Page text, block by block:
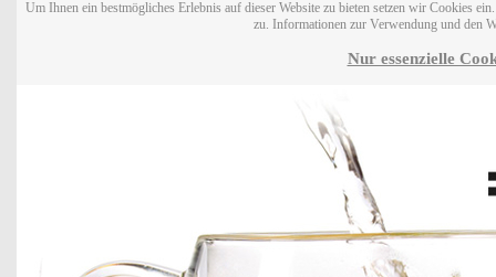
Um Ihnen ein bestmögliches Erlebnis auf dieser Website zu bieten setzen wir Cookies
zu. Informationen zur Verwendung und den
Nur essenzielle